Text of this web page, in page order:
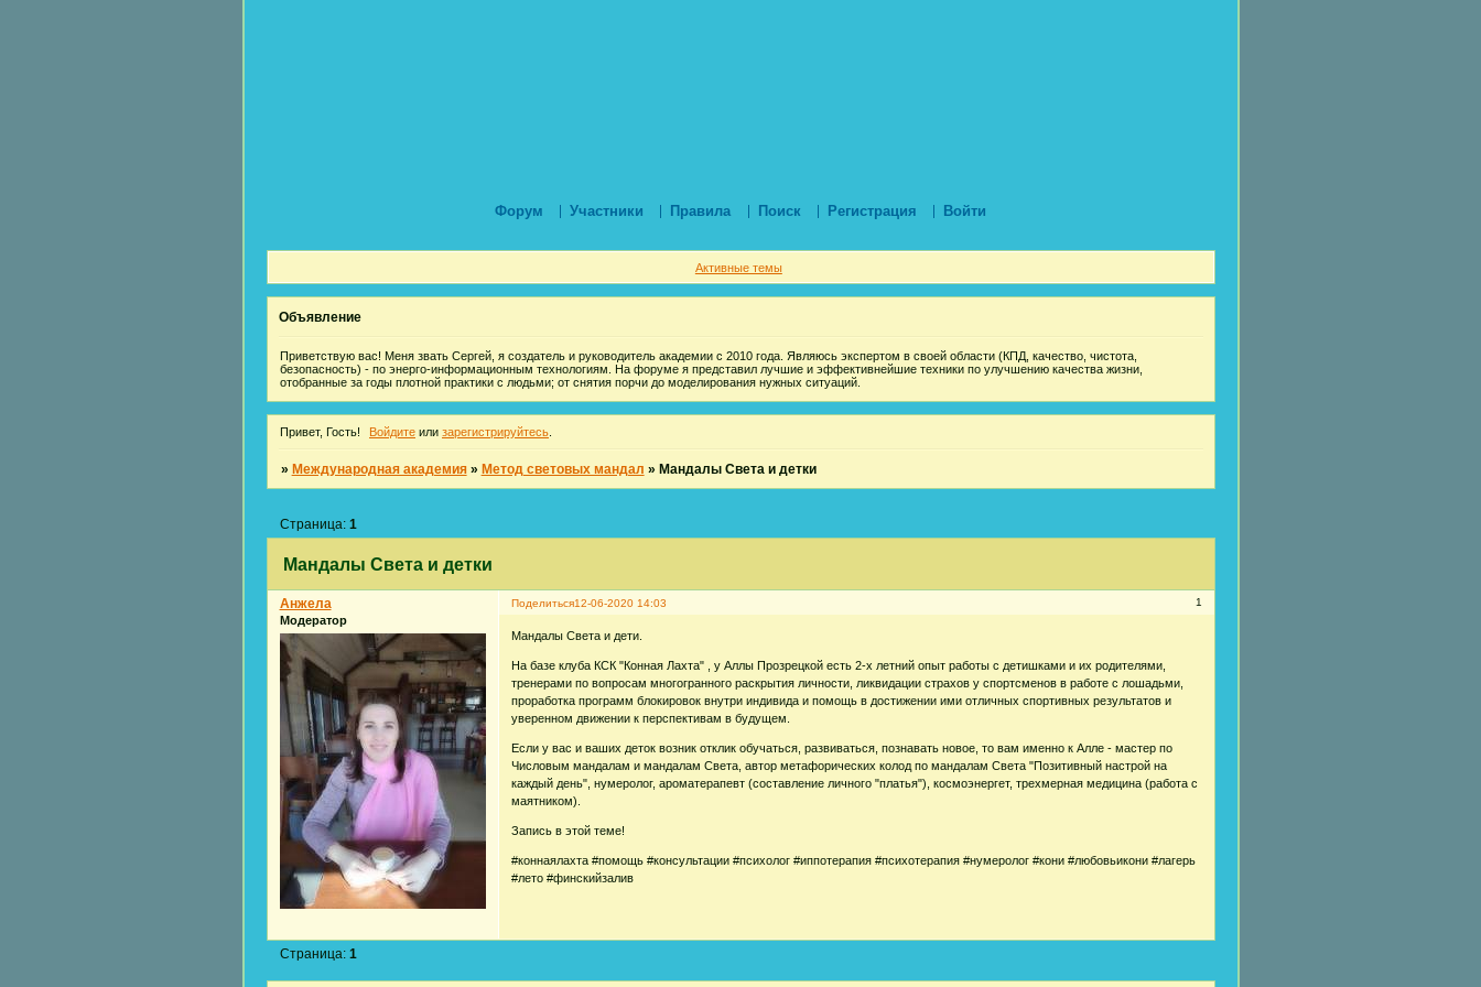
Форум Участники Правила Поиск Регистрация Войти
Активные темы
Объявление
Приветствую вас! Меня звать Сергей, я создатель и руководитель академии с 2010 года. Являюсь экспертом в своей области (КПД, качество, чистота,
безопасность) - по энерго-информационным технологиям. На форуме я представил лучшие и эффективнейшие техники по улучшению качества жизни,
отобранные за годы плотной практики с людьми; от снятия порчи до моделирования нужных ситуаций.
Привет, Гость! Войдите или зарегистрируйтесь
» Международная академия » Метод световых мандал » Мандалы Света и детки
Мандалы Света и детки
Страница: 1
Поделиться 1
12-06-2020 14:03
Анжела
Модератор
Мандалы Света и дети.
На базе клуба КСК "Конная Лахта" , у Аллы Прозрецкой есть 2-х летний опыт работы с детишками и их родителями,
тренерами по вопросам многогранного раскрытия личности, ликвидации страхов у спортсменов в работе с лошадьми,
проработка программ блокировок внутри индивида и помощь в достижении ими отличных спортивных результатов и
уверенном движении к перспективам в будущем.
Если у вас и ваших деток возник отклик обучаться, развиваться, познавать новое, то вам именно к Алле - мастер по
Числовым мандалам и мандалам Света, автор метафорических колод по мандалам Света "Позитивный настрой на
каждый день", нумеролог, ароматерапевт (составление личного "платья"), космоэнергет, трехмерная медицина (работа с
маятником).
Запись в этой теме!
#коннаялахта #помощь #консультации #психолог #иппотерапия #психотерапия #нумеролог #кони #любовьикони #лагерь
#лето #финскийзалив
Страница: 1